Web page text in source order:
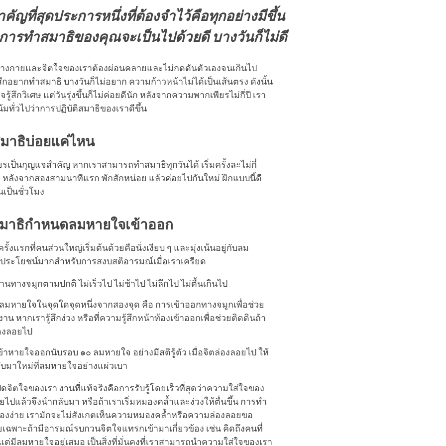
คัญที่สุดประการหนึ่งที่ต้องจำไว้คือทุกอย่างมีขึ้น
ารทำสมาธิของคุณจะเป็นไปด้วยดี บางวันก็ไม่ดี
กายและจิตใจของเราต้องผ่อนคลายและไม่กดดันตัวเองจนเกินไป
อยากทำสมาธิ บางวันก็ไม่อยาก ความก้าวหน้าไม่ได้เป็นเส้นตรง ดังนั้น
รู้สึกวิเศษ แต่วันรุ่งขึ้นก็ไม่ค่อยดีนัก หลังจากความพากเพียรไม่กี่ปี เรา
มทั่วไปว่าการปฏิบัติสมาธิของเราดีขึ้น
าธิบ่อยแค่ไหน
เป็นกุญแจสำคัญ หากเราสามารถทำสมาธิทุกวันได้ เริ่มครั้งละไม่กี่
ลังจากสองสามนาทีแรก พักสักหน่อย แล้วค่อยไปกันใหม่ ฝึกแบบนี้ดี
ป็นชั่วโมง
าธิกําหนดลมหายใจเข้าออก
รั้งแรกที่คนส่วนใหญ่เริ่มต้นด้วยคือนั่งเงียบ ๆ และมุ่งเน้นอยู่กับลม
ระโยชน์มากสำหรับการสงบสติอารมณ์เมื่อเราเครียด
นทางจมูกตามปกติ ไม่เร็วไป ไม่ช้าไป ไม่ลึกไป ไม่ตื้นเกินไป
มหายใจในจุดใดจุดหนึ่งจากสองจุด คือ การเข้าออกทางจมูกเพื่อช่วย
าน หากเรารู้สึกง่วง หรือที่ความรู้สึกหน้าท้องเข้าออกเพื่อช่วยติดดินถ้า
ลอยไป
าหายใจออกนับรอบ ๑๐ ลมหายใจ อย่างมีสติรู้ตัว เมื่อจิตล่องลอยไป ให้
มาใหม่ที่ลมหายใจอย่างแผ่วเบา
จิตใจของเรา งานที่แท้จริงคือการรับรู้โดยเร็วที่สุดว่าความใส่ใจของ
ไปแล้วจึงนำกลับมา หรือถ้าเราเริ่มหมองคล้ำและง่วงให้ตื่นขึ้น การทำ
งง่าย เรามักจะไม่สังเกตเห็นความหมองคล้ำหรือความล่องลอยขอ
เฉพาะถ้ามีอารมณ์รบกวนจิตใจแทรกเข้ามาเกี่ยวข้อง เช่น คิดถึงคนที่
ต่มีลมหายใจอยู่เสมอ เป็นสิ่งที่มั่นคงที่เราสามารถนำความใส่ใจของเรา